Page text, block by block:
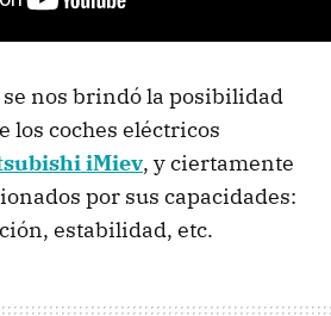
se nos brindó la posibilidad
los coches eléctricos
iMiev, y ciertamente
por sus capacidades:
estabilidad, etc.